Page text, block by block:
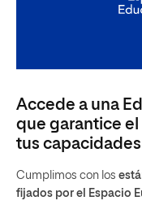
Accede a una
que garantice
tus capacidades
Cumplimos con los
fijados por el Espacio